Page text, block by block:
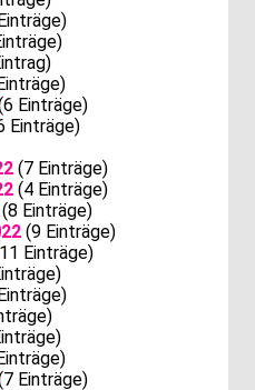
Einträge)
Einträge)
(7 Einträge)
(4 Einträge)
(8 Einträge)
(9 Einträge)
Einträge)
Einträge)